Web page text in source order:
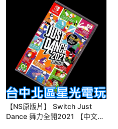
【NS原版片】 Switch Just
Dance 舞力全開2021 【中文版